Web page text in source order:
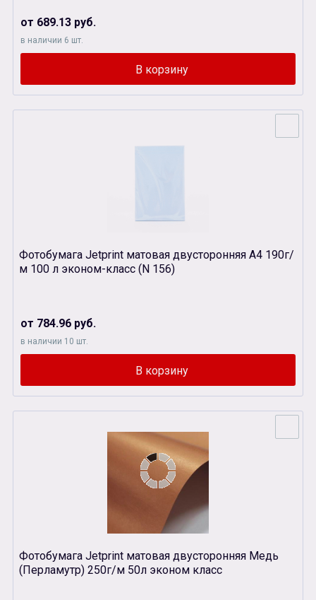
от 689.13 руб.
в наличии 6 шт.
Фотобумага Jetprint матовая двусторонняя А4 190г/
м 100 л эконом-класс (N 156)
от 784.96 руб.
в наличии 10 шт.
Фотобумага Jetprint матовая двусторонняя Медь
(Перламутр) 250г/м 50л эконом класс